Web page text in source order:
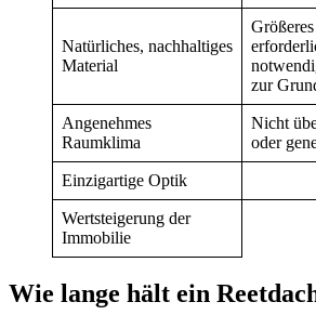
Natürliches, nachhaltiges
Material
zur
Angenehmes
Raumklima
Nicht
oder
Einzigartige Optik
Wertsteigerung der
Immobilie
Wie lange hält ein